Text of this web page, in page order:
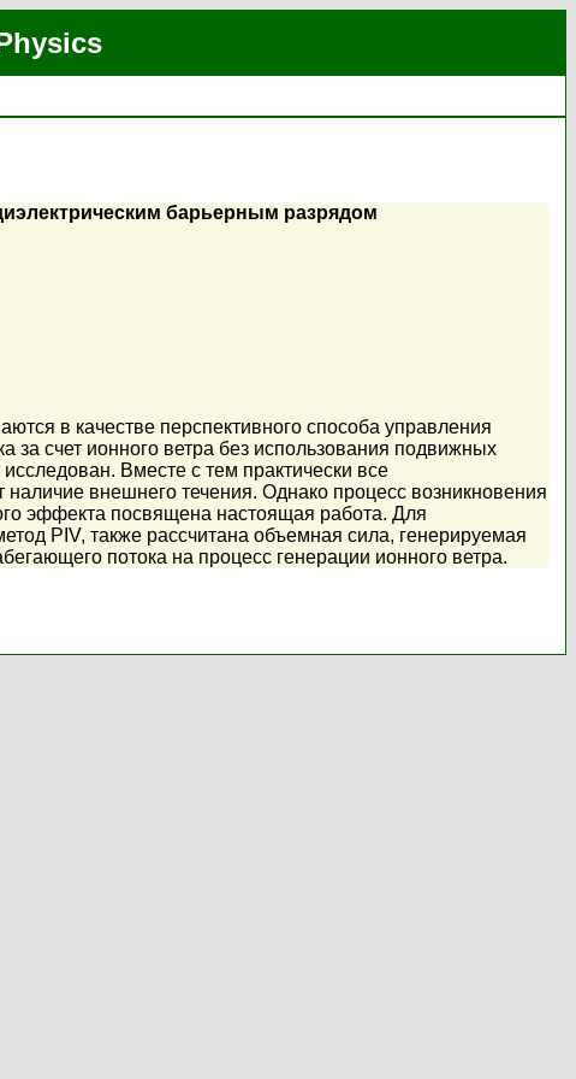
барьерным разрядом
в качестве перспективного способа управления
за счет ионного ветра без использования подвижных
Вместе с тем практически все
внешнего течения. Однако процесс возникновения
эффекта посвящена настоящая работа. Для
PIV, также рассчитана объемная сила, генерируемая
потока на процесс генерации ионного ветра.